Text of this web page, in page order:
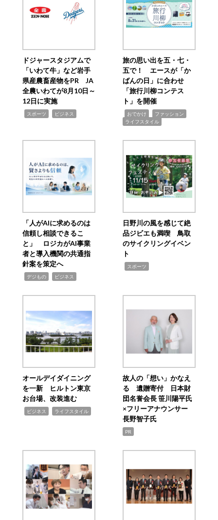
ドジャースタジアムで
「いわて牛」など岩手
県産農畜産物をPR JA
全農いわてが8月10日～
12日に実施
スポーツ ビジネス
旅の思い出を五・七・
五で！ エースが「か
ばんの日」に合わせ
「旅行川柳コンテス
ト」を開催
おでかけ ファッション
ライフスタイル
「人がAIに求めるのは
信頼し相談できるこ
と」 ロジカがAI事業
者と導入機関の共通指
針案を策定へ
デジもの ビジネス
日野川の風を感じて絶
品ジビエも満喫 鳥取
のサイクリングイベン
ト
スポーツ
オールデイダイニング
を一新 ヒルトン東京
お台場、改装進む
ビジネス ライフスタイル
故人の「想い」かなえ
る 遺贈寄付 日本財
団名誉会長 笹川陽平氏
×フリーアナウンサー
長野智子氏
PR